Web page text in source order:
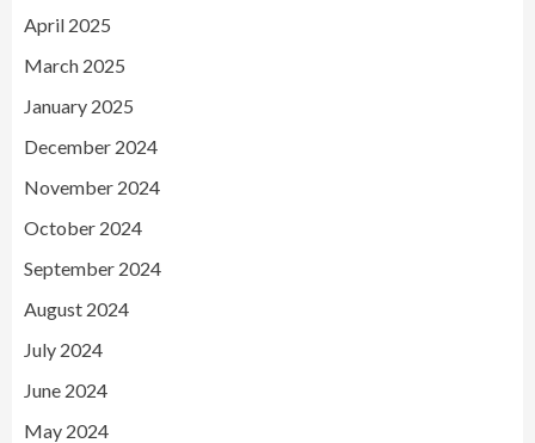
April 2025
March 2025
January 2025
December 2024
November 2024
October 2024
September 2024
August 2024
July 2024
June 2024
May 2024